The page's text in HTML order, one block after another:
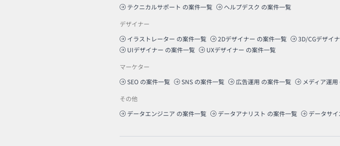
テクニカルサポート の案件一覧 ヘルプデスク の案件一覧
デザイナー
イラストレーター の案件一覧 2Dデザイナー の案件一覧 3D/CGデザイ
UIデザイナー の案件一覧 UXデザイナー の案件一覧
マーケター
SEO の案件一覧 SNS の案件一覧 広告運用 の案件一覧 メディア運用
その他
データエンジニア の案件一覧 データアナリスト の案件一覧 データサ